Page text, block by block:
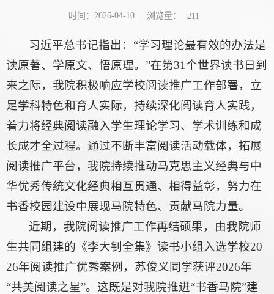
时间：2026-04-10 浏览量： 211
习近平总书记指出：“学习理论最有效的办法是
读原著、学原文、悟原理。”在第31个世界读书日到
来之际，我院积极响应学校阅读推广工作部署，立
足学科特色和育人实际，持续深化阅读育人实践，
着力将经典阅读融入学生理论学习、学术训练和成
长成才全过程。通过不断丰富阅读活动载体，拓展
阅读推广平台，我院持续推动马克思主义经典与中
华优秀传统文化经典相互贯通、相得益彰，努力在
书香校园建设中展现马院特色、贡献马院力量。
近期，我院阅读推广工作再结硕果，由我院师
生共同组建的《李大钊全集》读书小组入选学校20
26年阅读推广优秀案例，苏俊义同学获评2026年
“共美阅读之星”。这既是对我院推进“书香马院”建